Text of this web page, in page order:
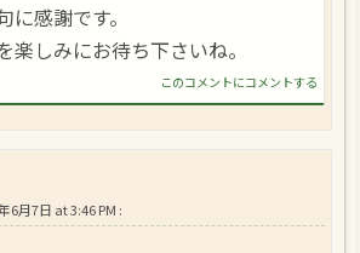
に感謝です。
楽しみにお待ち下さいね。
このコメントにコメントする
6月7日 at 3:46 PM :